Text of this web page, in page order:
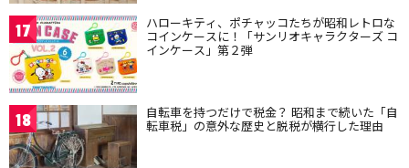
17 ハローキティ、ポチャッコたちが昭和レトロな
コインケースに！「サンリオキャラクターズ コ
インケース」第２弾
18 自転車を持つだけで税金？ 昭和まで続いた「自
転車税」の意外な歴史と脱税が横行した理由